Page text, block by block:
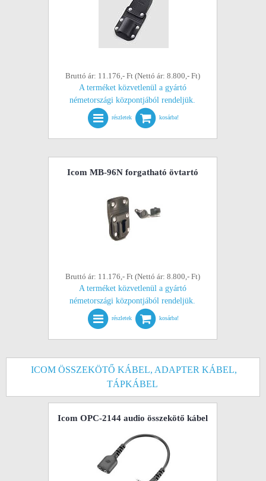
Bruttó ár: 11.176,- Ft (Nettó ár: 8.800,- Ft)
A terméket közvetlenül a gyártó
németországi központjából rendeljük.
részletek kosárba!
Icom MB-96N forgatható övtartó
Bruttó ár: 11.176,- Ft (Nettó ár: 8.800,- Ft)
A terméket közvetlenül a gyártó
németországi központjából rendeljük.
részletek kosárba!
ICOM ÖSSZEKÖTŐ KÁBEL, ADAPTER KÁBEL,
TÁPKÁBEL
Icom OPC-2144 audio összekötő kábel